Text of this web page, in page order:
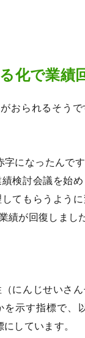
化で業績
おられるそう
になったんで
検討会議を始
てもらうよう
績が回復しまし
にんじせいさ
示す指標で、
しています。